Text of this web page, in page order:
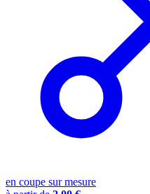
en coupe sur mesure